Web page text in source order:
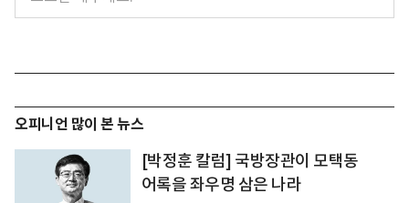
오피니언 많이 본 뉴스
[박정훈 칼럼] 국방장관이 모택동
어록을 좌우명 삼은 나라